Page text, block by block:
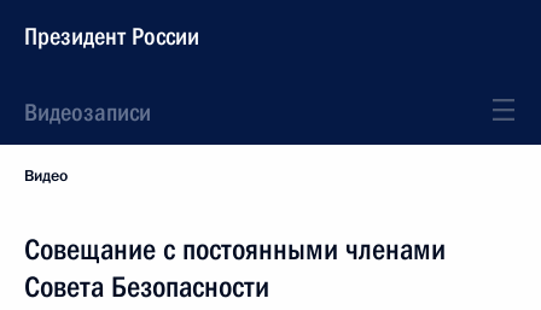
Президент России
Видеозаписи
Видео
Совещание с постоянными членами
Совета Безопасности